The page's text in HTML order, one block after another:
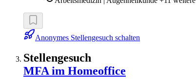
Anonymes Stellengesuch schalten
Stellengesuch
MFA im Homeoffice